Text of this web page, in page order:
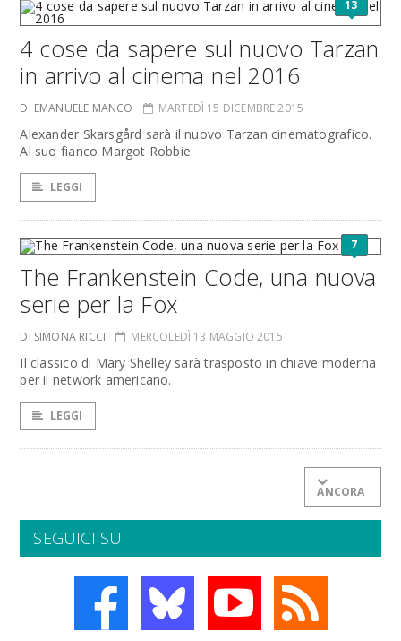
13
4 cose da sapere sul nuovo Tarzan
in arrivo al cinema nel 2016
DI EMANUELE MANCO MARTEDÌ 15 DICEMBRE 2015
Alexander Skarsgård sarà il nuovo Tarzan cinematografico.
Al suo fianco Margot Robbie.
LEGGI
7
The Frankenstein Code, una nuova
serie per la Fox
DI SIMONA RICCI MERCOLEDÌ 13 MAGGIO 2015
Il classico di Mary Shelley sarà trasposto in chiave moderna
per il network americano.
LEGGI
ANCORA
SEGUICI SU